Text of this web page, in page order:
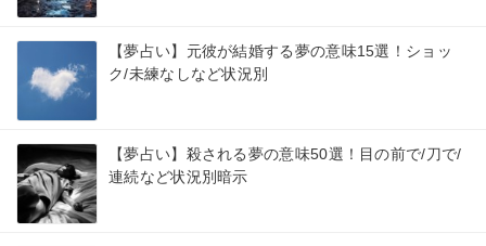
【夢占い】元彼が結婚する夢の意味15選！ショッ
ク/未練なしなど状況別
【夢占い】殺される夢の意味50選！目の前で/刀で/
連続など状況別暗示